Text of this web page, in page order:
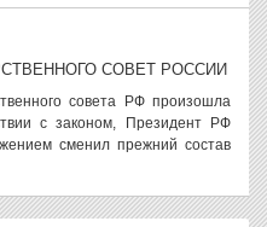
СОВЕТ РОССИИ
совета РФ произошла
с законом, Президент РФ
сменил прежний состав